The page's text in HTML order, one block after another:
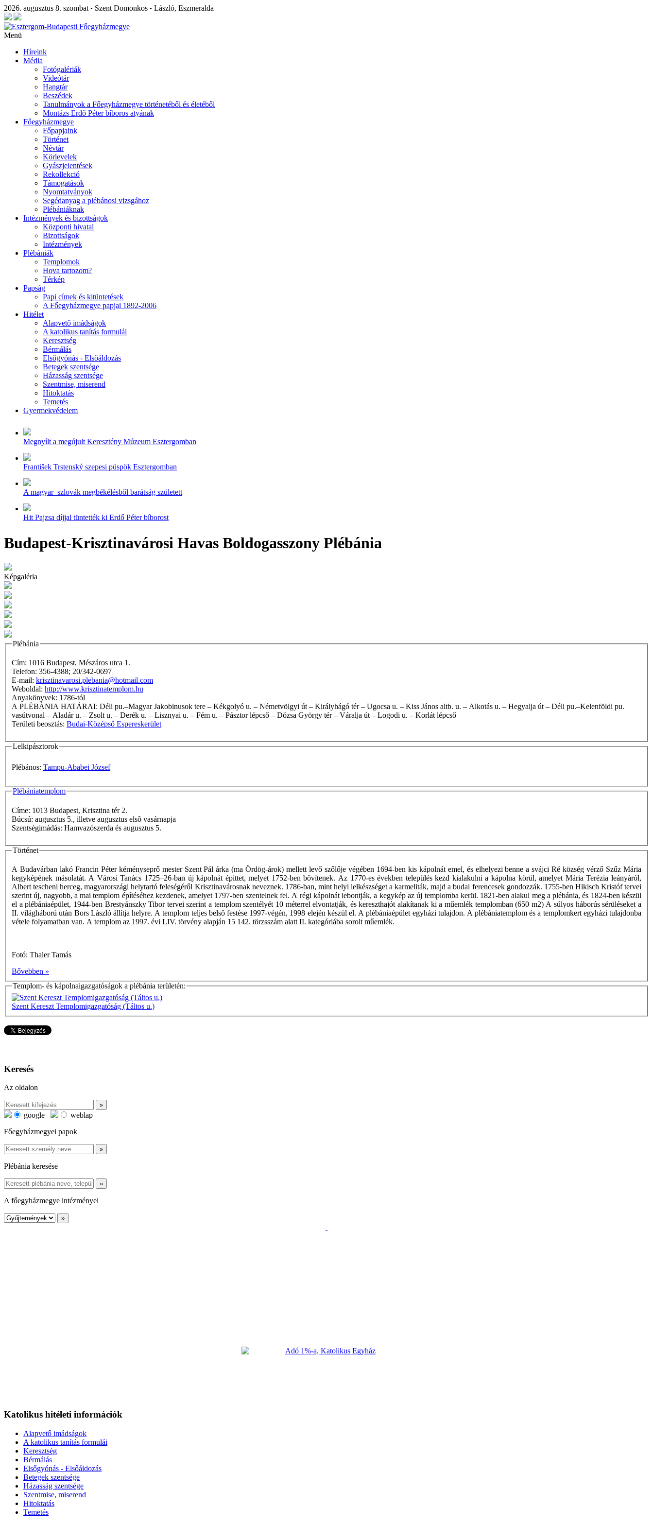
2026. augusztus 8. szombat • Szent Domonkos • László, Eszmeralda
Menü
Híreink
Média
Fotógalériák
Videótár
Hangtár
Beszédek
Tanulmányok a Főegyházmegye történetéből és életéből
Montázs Erdő Péter bíboros atyának
Főegyházmegye
Főpapjaink
Történet
Névtár
Körlevelek
Gyászjelentések
Rekollekció
Támogatások
Nyomtatványok
Segédanyag a plébánosi vizsgához
Plébániáknak
Intézmények és bizottságok
Központi hivatal
Bizottságok
Intézmények
Plébániák
Templomok
Hova tartozom?
Térkép
Papság
Papi címek és kitüntetések
A Főegyházmegye papjai 1892-2006
Hitélet
Alapvető imádságok
A katolikus tanítás formulái
Keresztség
Bérmálás
Elsőgyónás - Elsőáldozás
Betegek szentsége
Házasság szentsége
Szentmise, miserend
Hitoktatás
Temetés
Gyermekvédelem
Megnyílt a megújult Keresztény Múzeum Esztergomban
František Trstenský szepesi püspök Esztergomban
A magyar–szlovák megbékélésből barátság született
Hit Pajzsa díjjal tüntették ki Erdő Péter bíborost
Budapest-Krisztinavárosi Havas Boldogasszony Plébánia
Képgaléria
Plébánia
Cím: 1016 Budapest, Mészáros utca 1.
Telefon: 356-4388; 20/342-0697
E-mail: krisztinavarosi.plebania@hotmail.com
Weboldal: http://www.krisztinatemplom.hu
Anyakönyvek: 1786-tól
A PLÉBÁNIA HATÁRAI: Déli pu.–Magyar Jakobinusok tere – Kékgolyó u. – Németvölgyi út – Királyhágó tér – Ugocsa u. – Kiss János altb. u. – Alkotás u. – Hegyalja út – Déli pu.–Kelenföldi pu.
vasútvonal – Aladár u. – Zsolt u. – Derék u. – Lisznyai u. – Fém u. – Pásztor lépcső – Dózsa György tér – Váralja út – Logodi u. – Korlát lépcső
Területi beosztás: Budai-Középső Espereskerület
Lelkipásztorok
Plébános: Tampu-Ababei József
Plébániatemplom
Címe: 1013 Budapest, Krisztina tér 2.
Búcsú: augusztus 5., illetve augusztus elsô vasárnapja
Szentségimádás: Hamvazószerda és augusztus 5.
Történet
A Budavárban lakó Francin Péter kéményseprő mester Szent Pál árka (ma Ördög-árok) mellett levő szőlője végében 1694-ben kis kápolnát emel, és elhelyezi benne a svájci Ré község vérző Szűz Mária
kegyképének másolatát. A Városi Tanács 1725–26-ban új kápolnát építtet, melyet 1752-ben bővítenek. Az 1770-es években település kezd kialakulni a kápolna körül, amelyet Mária Terézia leányáról,
Albert tescheni herceg, magyarországi helytartó feleségéről Krisztinavárosnak neveznek. 1786-ban, mint helyi lelkészséget a karmeliták, majd a budai ferencesek gondozzák. 1755-ben Hikisch Kristóf tervei
szerint új, nagyobb, a mai templom építéséhez kezdenek, amelyet 1797-ben szentelnek fel. A régi kápolnát lebontják, a kegykép az új templomba kerül. 1821-ben alakul meg a plébánia, és 1824-ben készül
el a plébániaépület, 1944-ben Brestyánszky Tibor tervei szerint a templom szentélyét 10 méterrel elvontatják, és kereszthajót alakítanak ki a műemlék templomban (650 m2) A súlyos háborús sérüléseket a
II. világháború után Bors László állítja helyre. A templom teljes belsô festése 1997-végén, 1998 elején készül el. A plébániaépület egyházi tulajdon. A plébániatemplom és a templomkert egyházi tulajdonba
vétele folyamatban van. A templom az 1997. évi LIV. törvény alapján 15 142. törzsszám alatt II. kategóriába sorolt műemlék.
Fotó: Thaler Tamás
Bővebben »
Templom- és kápolnaigazgatóságok a plébánia területén:
Szent Kereszt Templomigazgatóság (Táltos u.)
Keresés
Az oldalon
google
weblap
Főegyházmegyei papok
Plébánia keresése
A főegyházmegye intézményei
Katolikus hitéleti információk
Alapvető imádságok
A katolikus tanítás formulái
Keresztség
Bérmálás
Elsőgyónás - Elsőáldozás
Betegek szentsége
Házasság szentsége
Szentmise, miserend
Hitoktatás
Temetés